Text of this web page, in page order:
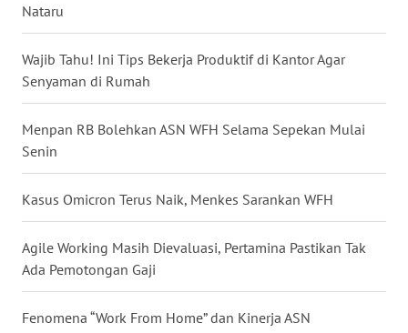
Nataru
Wajib Tahu! Ini Tips Bekerja Produktif di Kantor Agar
Senyaman di Rumah
Menpan RB Bolehkan ASN WFH Selama Sepekan Mulai
Senin
Kasus Omicron Terus Naik, Menkes Sarankan WFH
Agile Working Masih Dievaluasi, Pertamina Pastikan Tak
Ada Pemotongan Gaji
Fenomena “Work From Home” dan Kinerja ASN
WN
WN
DAIRI
WN
DANAU
TOBA
WN